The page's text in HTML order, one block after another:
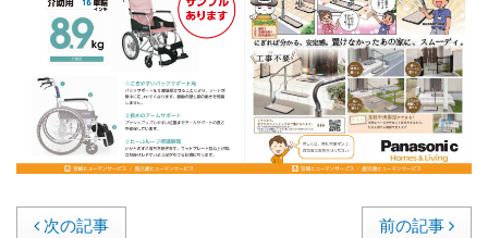
次の記事 前の記事